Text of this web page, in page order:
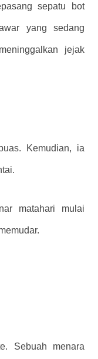
sepatu bot
yang sedang
jejak
Kemudian, ia
matahari mulai
Sebuah menara